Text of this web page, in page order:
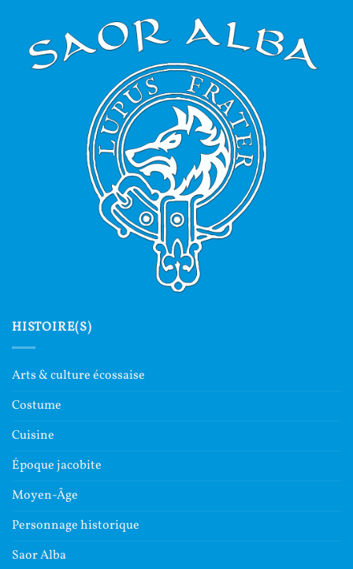
HISTOIRE(S)
Arts & culture écossaise
Costume
Cuisine
Époque jacobite
Moyen-Âge
Personnage historique
Saor Alba